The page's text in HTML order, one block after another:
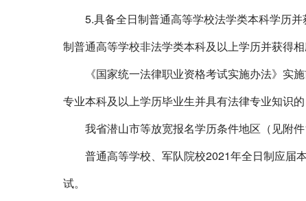
5.具备全日制普通高等学校法学类本科学历
制普通高等学校非法学类本科及以上学历并获得
《国家统一法律职业资格考试实施办法》实施
专业本科及以上学历毕业生并具有法律专业知识
我省潜山市等放宽报名学历条件地区（见附件
普通高等学校、军队院校2021年全日制应届
试。